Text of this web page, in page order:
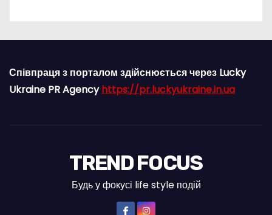
Співпраця з порталом здійснюється через Lucky
Ukraine PR Agencyhttps://pr.luckyukraine.in.ua
TREND FOCUS
Будь у фокусі life style подій